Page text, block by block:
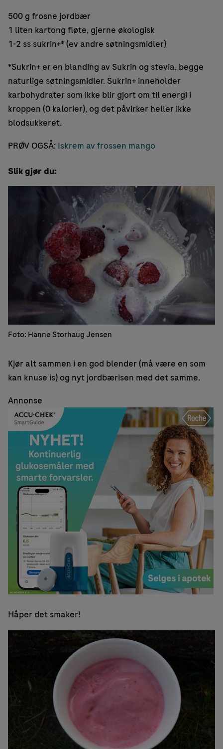
500 g frosne jordbær
1 liten kartong fløte, gjerne økologisk
1-2 ss sukrin+* (ev andre søtningsmidler)
*Sukrin+ er en blanding av Sukrin og stevia, begge
naturlige søtningsmidler. Sukrin+ inneholder
karbohydrater som ikke blir gjort om til energi i
kroppen (0 kalorier), og det påvirker heller ikke
blodsukkeret.
PRØV OGSÅ: Iskrem av frossen mango
Slik gjør du:
Foto: Hanne Storhaug Jensen
Kjør alt sammen i en god blender (må være en som
kan knuse is) og nyt jordbærisen med det samme.
Annonse
Håper det smaker!